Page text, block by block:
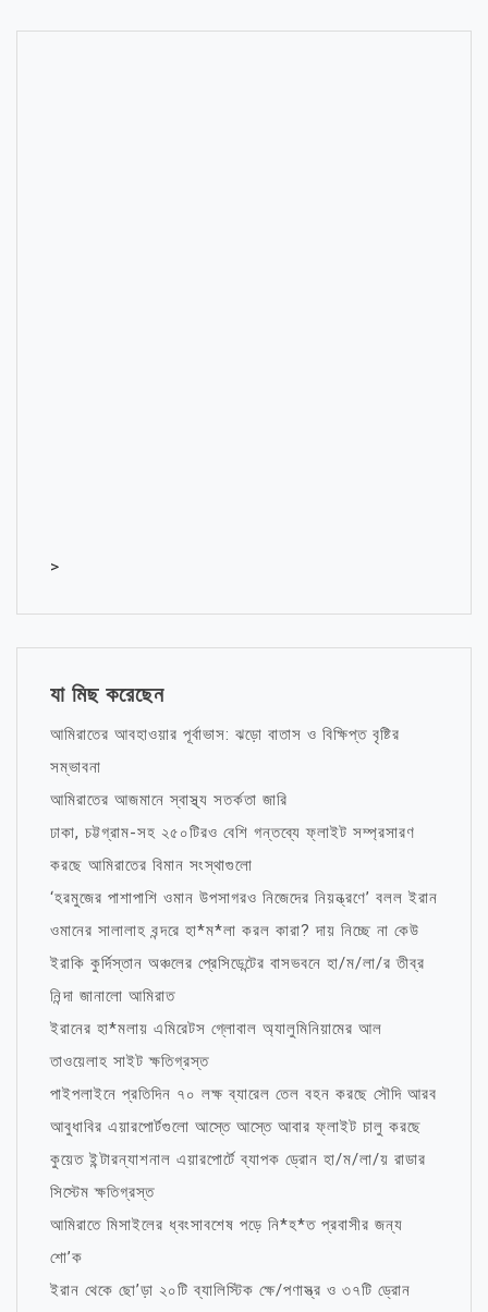
>
যা মিছ করেছেন
আমিরাতের আবহাওয়ার পূর্বাভাস: ঝড়ো বাতাস ও বিক্ষিপ্ত বৃষ্টির
সম্ভাবনা
আমিরাতের আজমানে স্বাস্থ্য সতর্কতা জারি
ঢাকা, চট্টগ্রাম-সহ ২৫০টিরও বেশি গন্তব্যে ফ্লাইট সম্প্রসারণ
করছে আমিরাতের বিমান সংস্থাগুলো
‘হরমুজের পাশাপাশি ওমান উপসাগরও নিজেদের নিয়ন্ত্রণে’ বলল ইরান
ওমানের সালালাহ বন্দরে হা*ম*লা করল কারা? দায় নিচ্ছে না কেউ
ইরাকি কুর্দিস্তান অঞ্চলের প্রেসিডেন্টের বাসভবনে হা/ম/লা/র তীব্র
নিন্দা জানালো আমিরাত
ইরানের হা*মলায় এমিরেটস গ্লোবাল অ্যালুমিনিয়ামের আল
তাওয়েলাহ সাইট ক্ষতিগ্রস্ত
পাইপলাইনে প্রতিদিন ৭০ লক্ষ ব্যারেল তেল বহন করছে সৌদি আরব
আবুধাবির এয়ারপোর্টগুলো আস্তে আস্তে আবার ফ্লাইট চালু করছে
কুয়েত ইন্টারন্যাশনাল এয়ারপোর্টে ব্যাপক ড্রোন হা/ম/লা/য় রাডার
সিস্টেম ক্ষতিগ্রস্ত
আমিরাতে মিসাইলের ধ্বংসাবশেষ পড়ে নি*হ*ত প্রবাসীর জন্য
শো’ক
ইরান থেকে ছো’ড়া ২০টি ব্যালিস্টিক ক্ষে/পণাস্ত্র ও ৩৭টি ড্রোন